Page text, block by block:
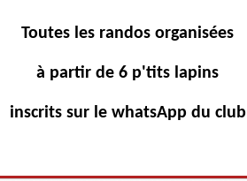
Toutes les randos organisées
à partir de 6 p'tits lapins
inscrits sur le whatsApp du club